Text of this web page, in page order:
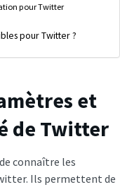
pour Twitter
pour Twitter ?
et
de Twitter
connaître les
Ils permettent de